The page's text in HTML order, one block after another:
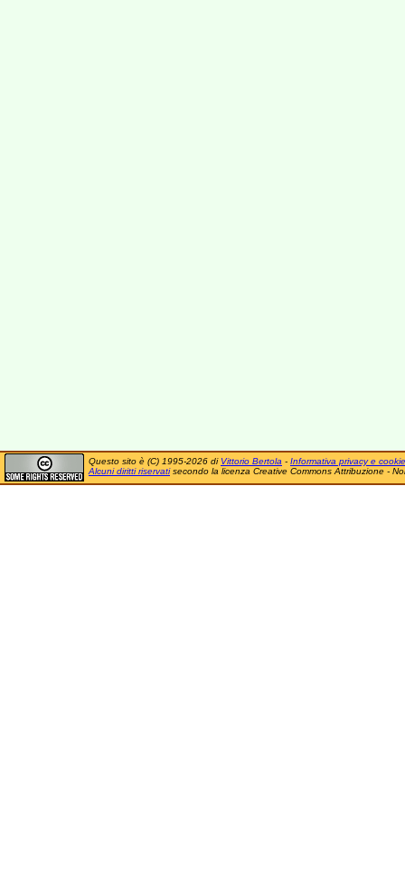
Questo sito è (C) 1995-2026 di Vittorio Bertola - Informativa privacy e cookie
Alcuni diritti riservatisecondo la licenza Creative Commons Attribuzione -